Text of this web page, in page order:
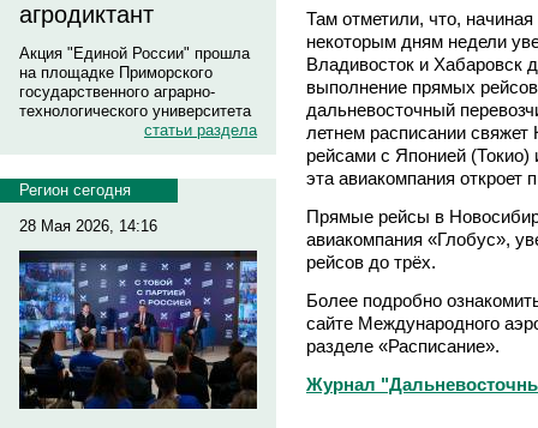
агродиктант
Акция "Единой России" прошла
на площадке Приморского
государственного аграрно-
технологического университета
статьи раздела
Регион сегодня
28 Мая 2026, 14:16
Там отметили, что,
некоторым дням недели
Владивосток и Хабаровск
выполнение прямых
дальневосточный
летнем расписании
рейсами с Японией
эта авиакомпания откроет
Прямые рейсы в
авиакомпания «Глобус»,
рейсов до трёх.
Более подробно
сайте Международного
разделе «Расписание».
Журнал